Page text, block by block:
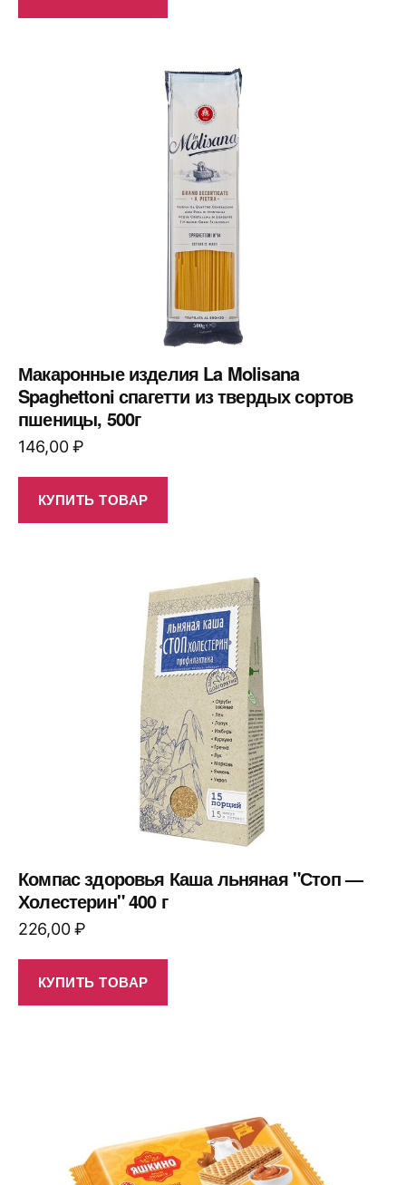
Макаронные изделия La Molisana
Spaghettoni спагетти из твердых сортов
пшеницы, 500г
146,00₽
КУПИТЬ ТОВАР
Компас здоровья Каша льняная "Стоп —
Холестерин" 400 г
226,00₽
КУПИТЬ ТОВАР